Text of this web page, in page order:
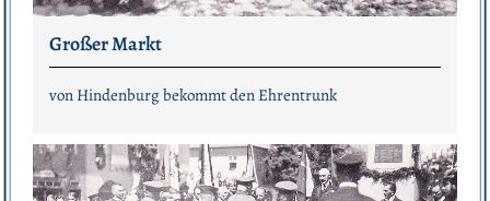
Großer Markt
von Hindenburg bekommt den Ehrentrunk